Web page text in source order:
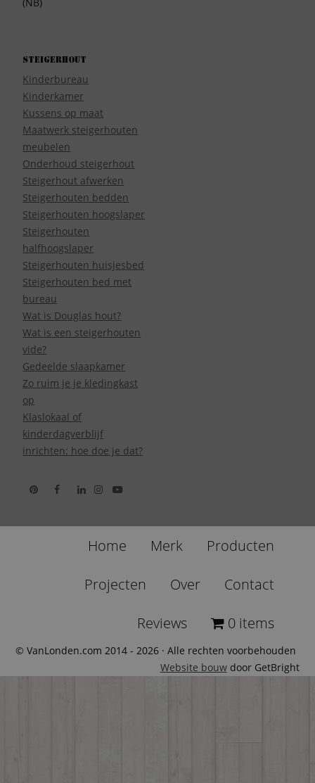
(NB)
Steigerhout
Kinderbureau
Kinderkamer
Kussens op maat
Maatwerk steigerhouten
meubelen
Onderhoud steigerhout
Steigerhout afwerken
Steigerhouten bedden
Steigerhouten hoogslaper
Steigerhouten
halfhoogslaper
Steigerhouten huisjesbed
Steigerhouten bed met
bureau
Wat is Douglas hout?
Wat is een steigerhouten
vide?
Gedeelde slaapkamer
Zo ruim je je kledingkast
op
Klaslokaal of
kinderdagverblijf
inrichten: hoe doe je dat?
Home Merk Producten
Projecten Over Contact
Reviews 0 items
© VanLonden.com 2014 - 2026 · Alle rechten voorbehouden
Website bouwdoor GetBright